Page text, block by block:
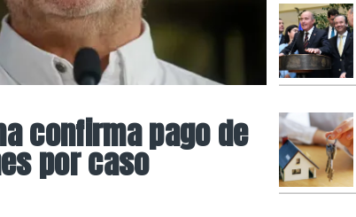
confirma pago de
por caso